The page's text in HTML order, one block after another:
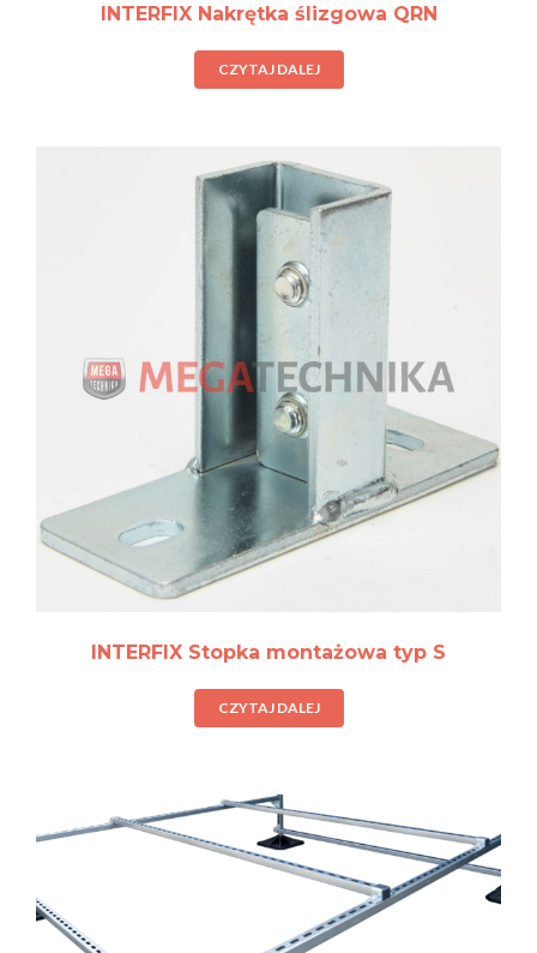
INTERFIX Nakrętka ślizgowa QRN
CZYTAJ DALEJ
INTERFIX Stopka montażowa typ S
CZYTAJ DALEJ